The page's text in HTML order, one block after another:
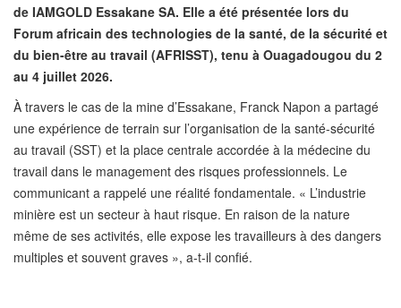
de IAMGOLD Essakane SA. Elle a été présentée lors du
Forum africain des technologies de la santé, de la sécurité et
du bien-être au travail (AFRISST), tenu à Ouagadougou du 2
au 4 juillet 2026.
À travers le cas de la mine d’Essakane, Franck Napon a partagé
une expérience de terrain sur l’organisation de la santé-sécurité
au travail (SST) et la place centrale accordée à la médecine du
travail dans le management des risques professionnels. Le
communicant a rappelé une réalité fondamentale. « L’industrie
minière est un secteur à haut risque. En raison de la nature
même de ses activités, elle expose les travailleurs à des dangers
multiples et souvent graves », a-t-il confié.